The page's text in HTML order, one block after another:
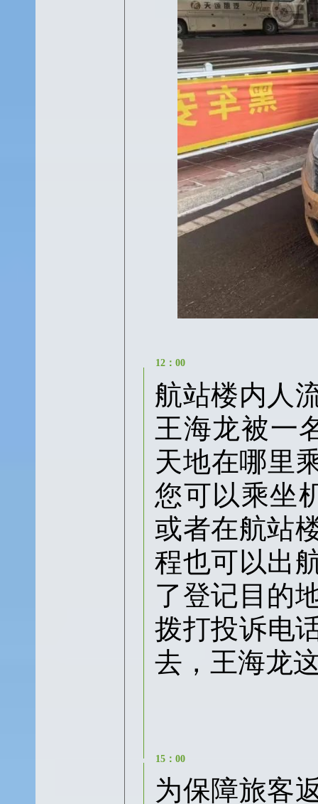
12：00
航站楼内人
王海龙被一
天地在哪里
您可以乘坐
或者在航站
程也可以出
了登记目的
拨打投诉电
去，王海龙
15：00
为保障旅客